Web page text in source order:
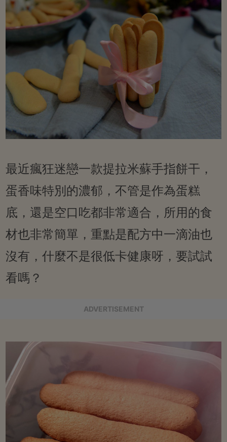
最近瘋狂迷戀一款提拉米蘇手指餅干，
蛋香味特別的濃郁，不管是作為蛋糕
底，還是空口吃都非常適合，所用的食
材也非常簡單，重點是配方中一滴油也
沒有，什麼不是很低卡健康呀，要試試
看嗎？
ADVERTISEMENT